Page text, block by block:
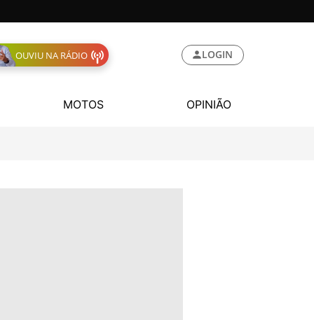
OUVIU NA RÁDIO LOGIN
MOTOS OPINIÃO